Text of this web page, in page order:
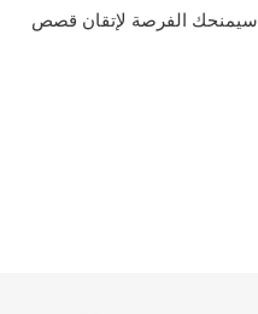
والموارد المطلوبة لتلبية المتطلبات. بصفتك مديرًا، فإن أخذ دورة شهادة PMP سيمنحك الفرصة لإتقان قصص